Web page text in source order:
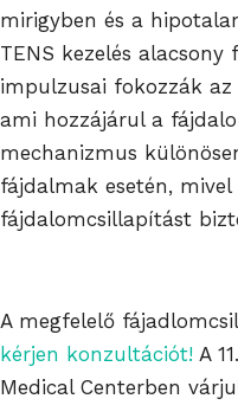
mirigyben és a
TENS kezelés
impulzusai fokozzák
ami hozzájárul a
mechanizmus
fájdalmak esetén,
fájdalomcsillapítást
A megfelelő
kérjen konzultációt! A
Medical Centerben